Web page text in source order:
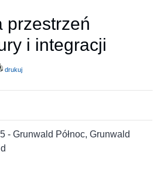
przestrzeń
i integracji
drukuj
- Grunwald Północ, Grunwald